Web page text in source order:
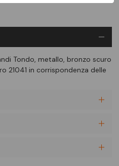
Tondo, metallo, bronzo scuro
21041 in corrispondenza delle